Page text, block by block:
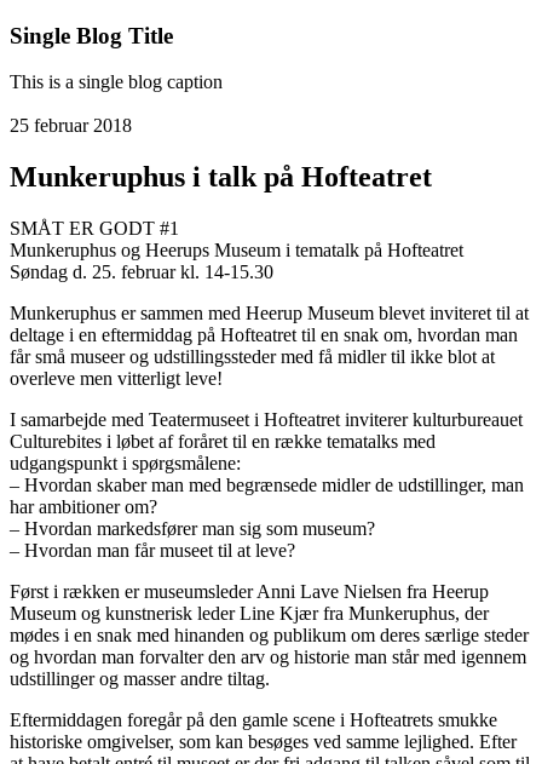
Single Blog Title
This is a single blog caption
25 februar 2018
Munkeruphus i talk på Hofteatret
SMÅT ER GODT #1
Munkeruphus og Heerups Museum i tematalk på Hofteatret
Søndag d. 25. februar kl. 14-15.30
Munkeruphus er sammen med Heerup Museum blevet inviteret til at
deltage i en eftermiddag på Hofteatret til en snak om, hvordan man
får små museer og udstillingssteder med få midler til ikke blot at
overleve men vitterligt leve!
I samarbejde med Teatermuseet i Hofteatret inviterer kulturbureauet
Culturebites i løbet af foråret til en række tematalks med
udgangspunkt i spørgsmålene:
– Hvordan skaber man med begrænsede midler de udstillinger, man
har ambitioner om?
– Hvordan markedsfører man sig som museum?
– Hvordan man får museet til at leve?
Først i rækken er museumsleder Anni Lave Nielsen fra Heerup
Museum og kunstnerisk leder Line Kjær fra Munkeruphus, der
mødes i en snak med hinanden og publikum om deres særlige steder
og hvordan man forvalter den arv og historie man står med igennem
udstillinger og masser andre tiltag.
Eftermiddagen foregår på den gamle scene i Hofteatrets smukke
historiske omgivelser, som kan besøges ved samme lejlighed. Efter